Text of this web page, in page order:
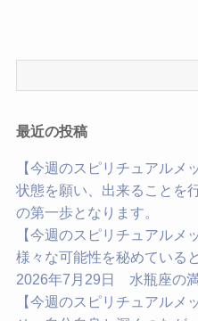
最近の投稿
【今週のスピリチュアルメ
状態を願い、出来ることを
の第一歩となります。
【今週のスピリチュアルメ
様々な可能性を秘めている
2026年7月29日 水瓶座の
【今週のスピリチュアルメ